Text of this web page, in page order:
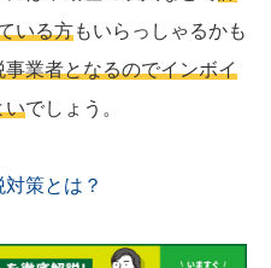
いる方もいらっしゃるかも
事業者となるのでインボイ
いでしょう。
策とは？